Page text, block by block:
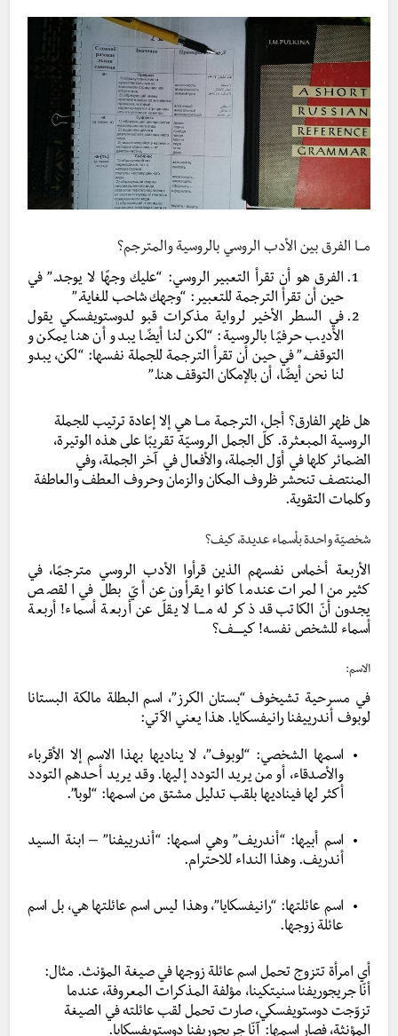
مـــا الفرق بين الأدب الروسي بالروسية والمترجم؟
الفرق هو أن تقرأ التعبير الروسي: “عليك وجهًا لا يوجد.” في
حين أن تقرأ الترجمة للتعبير: “وجهك شاحب للغاية.”
في السطر الأخير لرواية مذكرات قبو لدوستويفسكي يقول
الأديب حرفيًا بالروسية: “لكن لنا أيضًا يبدو أن هنا يمكن و
التوقف.” في حين أن تقرأ الترجمة للجملة نفسها: “لكن، يبدو
لنا نحن أيضًا، أن بالإمكان التوقف هنا.”
هل ظهر الفارق؟ أجل، الترجمة مـــا هي إلا إعادة ترتيب للجملة
الروسية المبعثرة. كلّ الجمل الروسيّة تقريبًا على هذه الوتيرة،
الضمائر كلها في أوّل الجملة، والأفعال في آخر الجملة، وفي
المنتصف تنحشر ظروف المكان والزمان وحروف العطف والعاطفة
وكلمات التقوية.
شخصيّة واحدة بأسماء عديدة، كيف؟
الأربعة أخماس نفسهم الذين قرأوا الأدب الروسي مترجمًا، في
كثير من المرات عندما كانوا يقرأون عن أيّ بطل في القصص
يجدون أنّ الكاتب قد ذكر له مـــا لا يقلّ عن أربعة أسماء! أربعة
أسماء للشخص نفسه! كيـــــف؟
الاسم:
في مسرحية تشيخوف “بستان الكرز”، اسم البطلة مالكة البستانا
لوبوف أندرييفنا رانيفسكايا. هذا يعني الآتي:
اسمها الشخصي: “لوبوف”، لا يناديها بهذا الاسم إلا الأقرباء
والأصدقاء، أو من يريد التودد إليها. وقد يريد أحدهم التودد
أكثر لها فيناديها بلقب تدليل مشتق من اسمها: “لوبا”.
اسم أبيها: “أندريف” وهي اسمها: “أندرييفنا” – ابنة السيد
أندريف. وهذا النداء للاحترام.
اسم عائلتها: “رانيفسكايا”، وهذا ليس اسم عائلتها هي، بل اسم
عائلة زوجها.
أي امرأة تتزوج تحمل اسم عائلة زوجها في صيغة المؤنث. مثال:
أنّا جريجوريفنا سنيتكينا، مؤلفة المذكرات المعروفة، عندما
تزوّجت دوستويفسكي، صارت تحمل لقب عائلته في الصيغة